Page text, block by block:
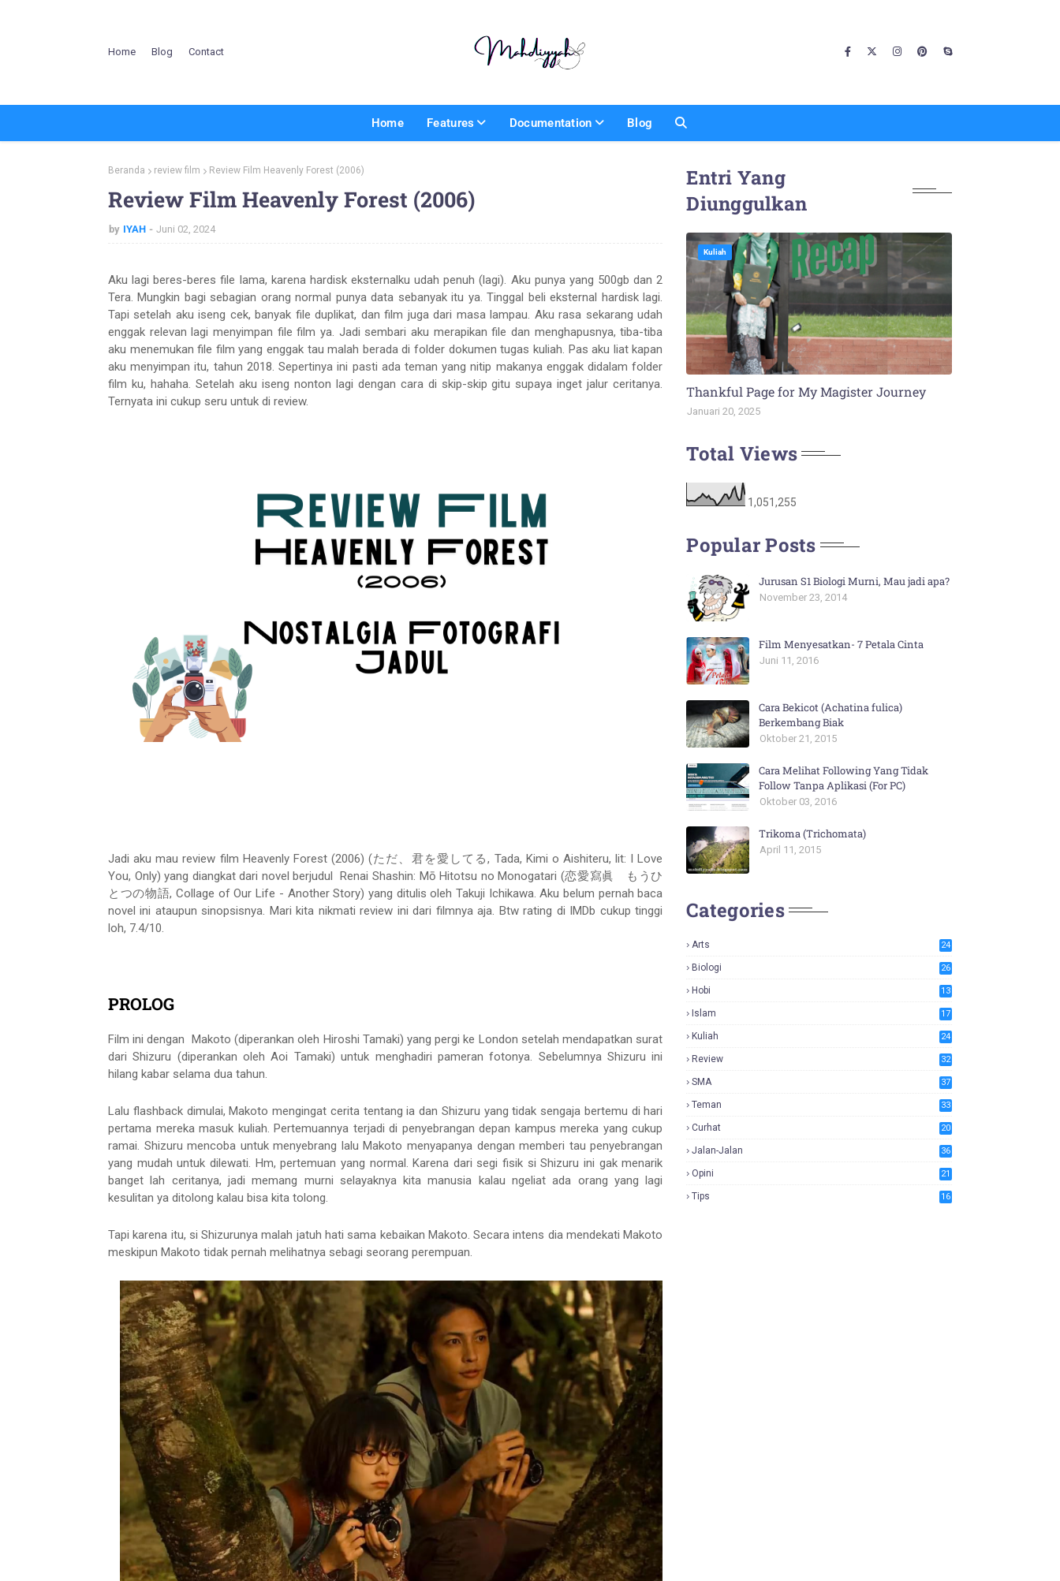
Home Blog Contact
Home Features Documentation Blog
Beranda review film Review Film Heavenly Forest (2006)
Review Film Heavenly Forest (2006)
by IYAH Juni 02, 2024
Aku lagi beres-beres file lama, karena hardisk eksternalku udah penuh (lagi). Aku punya yang 500gb dan 2
Tera. Mungkin bagi sebagian orang normal punya data sebanyak itu ya. Tinggal beli eksternal hardisk lagi.
Tapi setelah aku iseng cek, banyak file duplikat, dan film juga dari masa lampau. Aku rasa sekarang udah
enggak relevan lagi menyimpan file film ya. Jadi sembari aku merapikan file dan menghapusnya, tiba-tiba
aku menemukan file film yang enggak tau malah berada di folder dokumen tugas kuliah. Pas aku liat kapan
aku menyimpan itu, tahun 2018. Sepertinya ini pasti ada teman yang nitip makanya enggak didalam folder
film ku, hahaha. Setelah aku iseng nonton lagi dengan cara di skip-skip gitu supaya inget jalur ceritanya.
Ternyata ini cukup seru untuk di review.
Jadi aku mau review film Heavenly Forest (2006) (ただ、君を愛してる, Tada, Kimi o Aishiteru, lit: I Love
You, Only) yang diangkat dari novel berjudul Renai Shashin: Mō Hitotsu no Monogatari (恋愛寫眞 もうひ
とつの物語, Collage of Our Life - Another Story) yang ditulis oleh Takuji Ichikawa. Aku belum pernah baca
novel ini ataupun sinopsisnya. Mari kita nikmati review ini dari filmnya aja. Btw rating di IMDb cukup tinggi
loh, 7.4/10.
PROLOG
Film ini dengan Makoto (diperankan oleh Hiroshi Tamaki) yang pergi ke London setelah mendapatkan surat
dari Shizuru (diperankan oleh Aoi Tamaki) untuk menghadiri pameran fotonya. Sebelumnya Shizuru ini
hilang kabar selama dua tahun.
Lalu flashback dimulai, Makoto mengingat cerita tentang ia dan Shizuru yang tidak sengaja bertemu di hari
pertama mereka masuk kuliah. Pertemuannya terjadi di penyebrangan depan kampus mereka yang cukup
ramai. Shizuru mencoba untuk menyebrang lalu Makoto menyapanya dengan memberi tau penyebrangan
yang mudah untuk dilewati. Hm, pertemuan yang normal. Karena dari segi fisik si Shizuru ini gak menarik
banget lah ceritanya, jadi memang murni selayaknya kita manusia kalau ngeliat ada orang yang lagi
kesulitan ya ditolong kalau bisa kita tolong.
Tapi karena itu, si Shizurunya malah jatuh hati sama kebaikan Makoto. Secara intens dia mendekati Makoto
meskipun Makoto tidak pernah melihatnya sebagi seorang perempuan.
Entri Yang
Diunggulkan
Kuliah
Thankful Page for My Magister Journey
Januari 20, 2025
Total Views
1,051,255
Popular Posts
Jurusan S1 Biologi Murni, Mau jadi apa?
November 23, 2014
Film Menyesatkan- 7 Petala Cinta
Juni 11, 2016
Cara Bekicot (Achatina fulica)
Berkembang Biak
Oktober 21, 2015
Cara Melihat Following Yang Tidak
Follow Tanpa Aplikasi (For PC)
Oktober 03, 2016
Trikoma (Trichomata)
April 11, 2015
Categories
Arts 24
Biologi 26
Hobi 13
Islam 17
Kuliah 24
Review 32
SMA 37
Teman 33
Curhat 20
Jalan-Jalan 36
Opini 21
Tips 16